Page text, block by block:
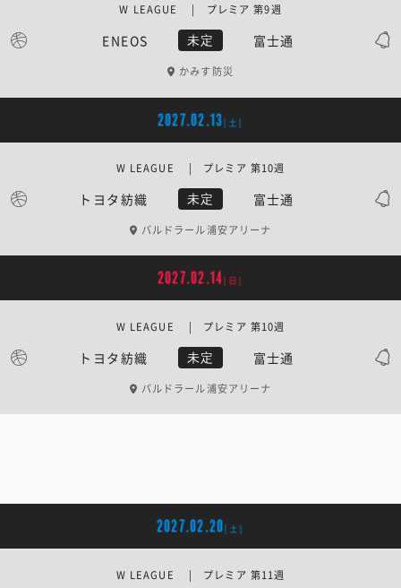
ENEOS 未定 富士通
W LEAGUE | プレミア 第9週
かみす防災
2027.02.13[土]
トヨタ紡織 未定 富士通
W LEAGUE | プレミア 第10週
バルドラール浦安アリーナ
2027.02.14[日]
トヨタ紡織 未定 富士通
W LEAGUE | プレミア 第10週
バルドラール浦安アリーナ
2027.02.20[土]
W LEAGUE | プレミア 第11週